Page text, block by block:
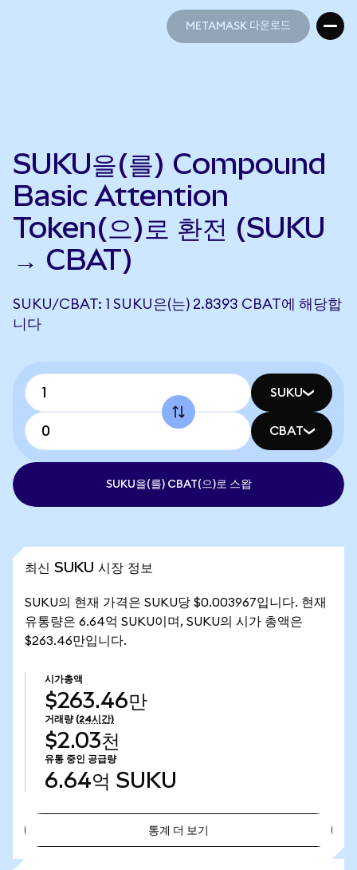
METAMASK 다운로드
SUKU을(를) Compound
Basic Attention
Token(으)로 환전 (SUKU
→ CBAT)
SUKU/CBAT: 1 SUKU은(는) 2.8393 CBAT에 해당합
니다
SUKU
CBAT
SUKU을(를) CBAT(으)로 스왑
최신 SUKU 시장 정보
SUKU의 현재 가격은 SUKU당 $0.003967입니다. 현재
유통량은 6.64억 SUKU이며, SUKU의 시가 총액은
$263.46만입니다.
시가총액
$263.46만
거래량 (24시간)
$2.03천
유통 중인 공급량
6.64억 SUKU
통계 더 보기